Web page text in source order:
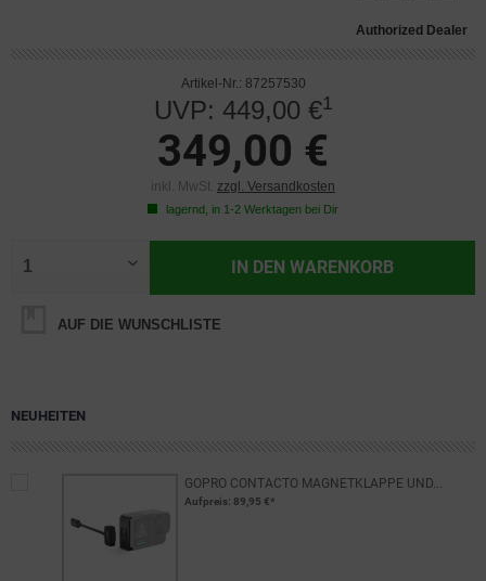
Authorized Dealer
Artikel-Nr.: 87257530
UVP: 449,00 €1
349,00 €
inkl. MwSt. zzgl. Versandkosten
lagernd, in 1-2 Werktagen bei Dir
IN DEN WARENKORB
AUF DIE WUNSCHLISTE
NEUHEITEN
GOPRO CONTACTO MAGNETKLAPPE UND...
Aufpreis: 89,95 €*